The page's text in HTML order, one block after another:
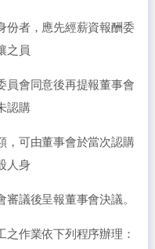
份者，應先經薪資報酬委
之員
員會同意後再提報董事會
認購
，可由董事會於當次認購
人身
議後呈報董事會決議。
作業依下列程序辦理：